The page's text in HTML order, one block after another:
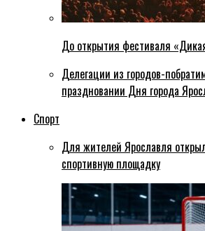
До открытия фестиваля
Делегации из городов-
праздновании Дня города
Спорт
Для жителей Ярославля
спортивную площадку